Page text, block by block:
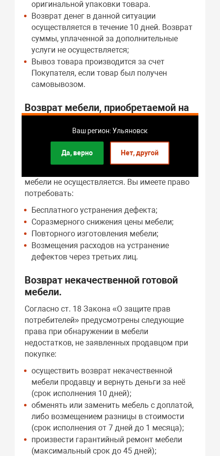
Ваш регион: Ульяновск
Да, верно Нет, другой
оригинальной упаковки товара.
Возврат денег в данной ситуации
осуществляется в течение 10 дней. Возврат
суммы, уплаченной за дополнительные
услуги не осуществляется;
Вывоз товара производится за счет
Покупателя, если товар был получен
самовывозом.
Возврат мебели, приобретаемой на
заказ (по индивидуальным
размерам).
Согласно ст. 29 Закона «О защите прав
потребителей» в случае выявления дефектов
мебели не осуществляется. Вы имеете право
потребовать:
Бесплатного устранения дефекта;
Соразмерного снижения цены мебели;
Повторного изготовления мебели;
Возмещения расходов на устранение
дефектов через третьих лиц.
Возврат некачественной готовой
мебели.
Согласно ст. 18 Закона «О защите прав
потребителей» предусмотрены следующие
права при обнаружении в мебели
недостатков, не заявленных продавцом при
покупке:
осуществить возврат некачественной
мебели продавцу и вернуть деньги за неё
(срок исполнения 10 дней);
обменять или заменить мебель с доплатой,
либо возмещением разницы в стоимости
(срок исполнения от 7 дней до 1 месяца);
произвести гарантийный ремонт мебели
(максимальный срок до 45 дней);